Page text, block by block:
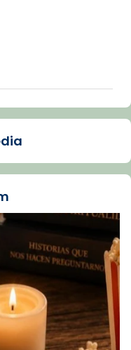
Fa gairebé
la
Vatican
news/2026-
papa-viaje-